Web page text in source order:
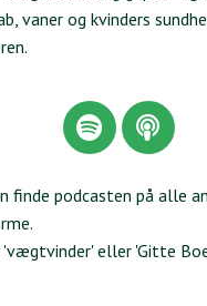
vaner og kvinders
finde podcasten på alle
eller 'Gitte